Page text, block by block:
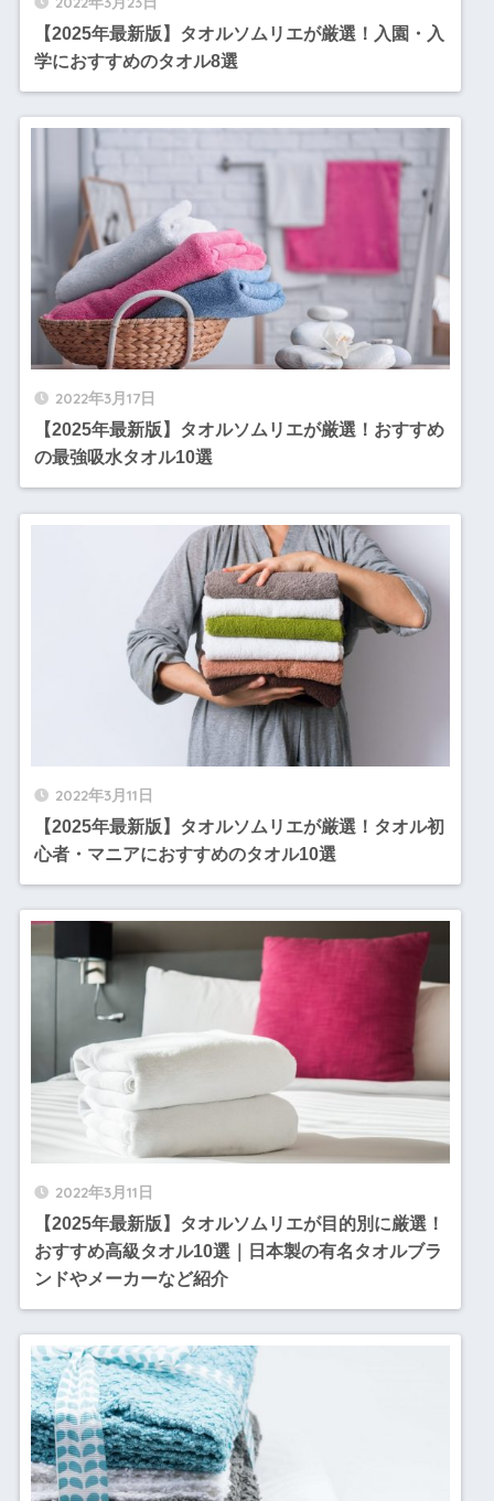
【2025年最新版】タオルソムリエが厳選！入園・入
学におすすめのタオル8選
2022年3月17日
【2025年最新版】タオルソムリエが厳選！おすすめ
の最強吸水タオル10選
2022年3月11日
【2025年最新版】タオルソムリエが厳選！タオル初
心者・マニアにおすすめのタオル10選
2022年3月11日
【2025年最新版】タオルソムリエが目的別に厳選！
おすすめ高級タオル10選｜日本製の有名タオルブラ
ンドやメーカーなど紹介